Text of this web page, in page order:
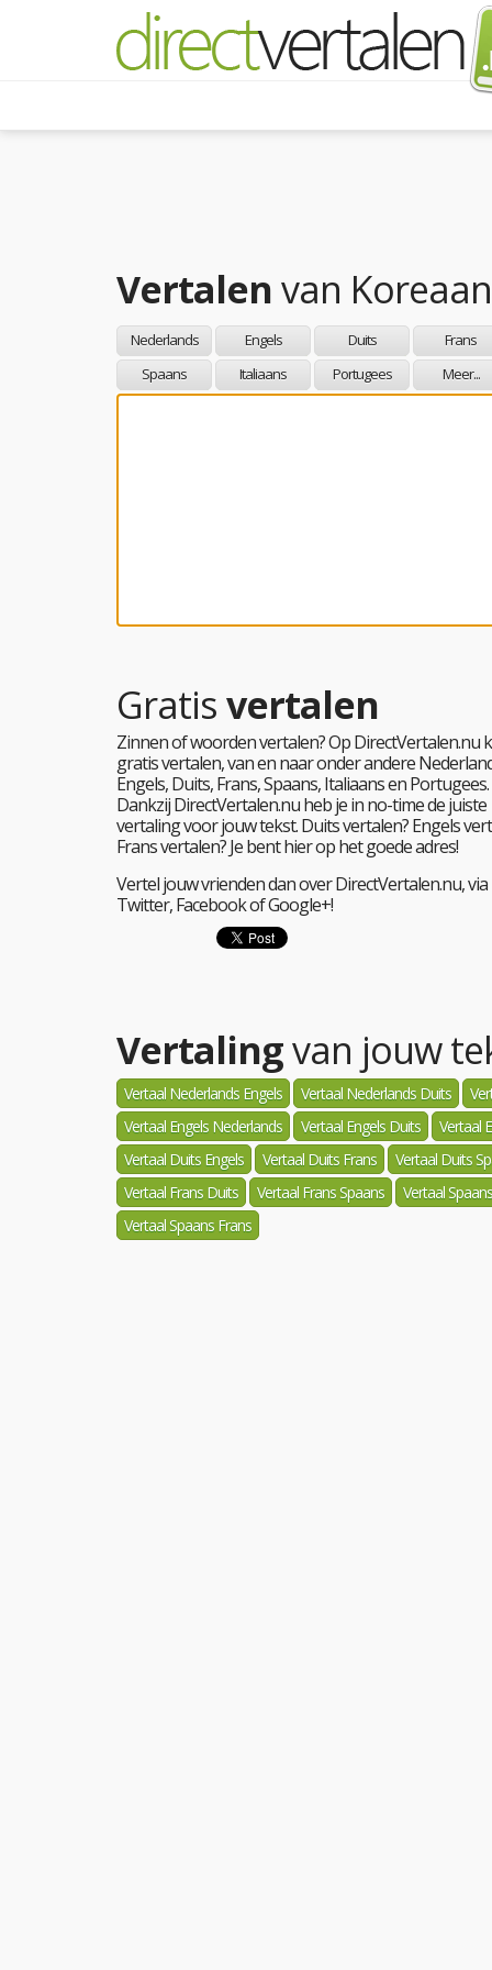
Vertalenvan
Nederlands Engels Duits
Frans
Spaans
Italiaans Portugees Meer...
Gratisvertalen
Zinnen of woorden vertalen? Op DirectVertalen.nu
gratis vertalen, van en naar onder andere
Engels, Duits, Frans, Spaans, Italiaans en Portugees.
Dankzij DirectVertalen.nu heb je in no-time de juiste
vertaling voor jouw tekst. Duits vertalen? Engels
Frans vertalen? Je bent hier op het goede adres!
Vertel jouw vrienden dan over DirectVertalen.nu, via
Twitter, Facebook of Google+!
Vertalingvan jouw
Vertaal Nederlands Engels Vertaal Nederlands Duits
Vertaal Engels Nederlands
Vertaal Engels Duits
Vertaal
Vertaal Duits Engels
Vertaal Duits Frans
Vertaal Duits
Vertaal Frans Duits
Vertaal Frans Spaans
Vertaal
Vertaal Spaans Frans